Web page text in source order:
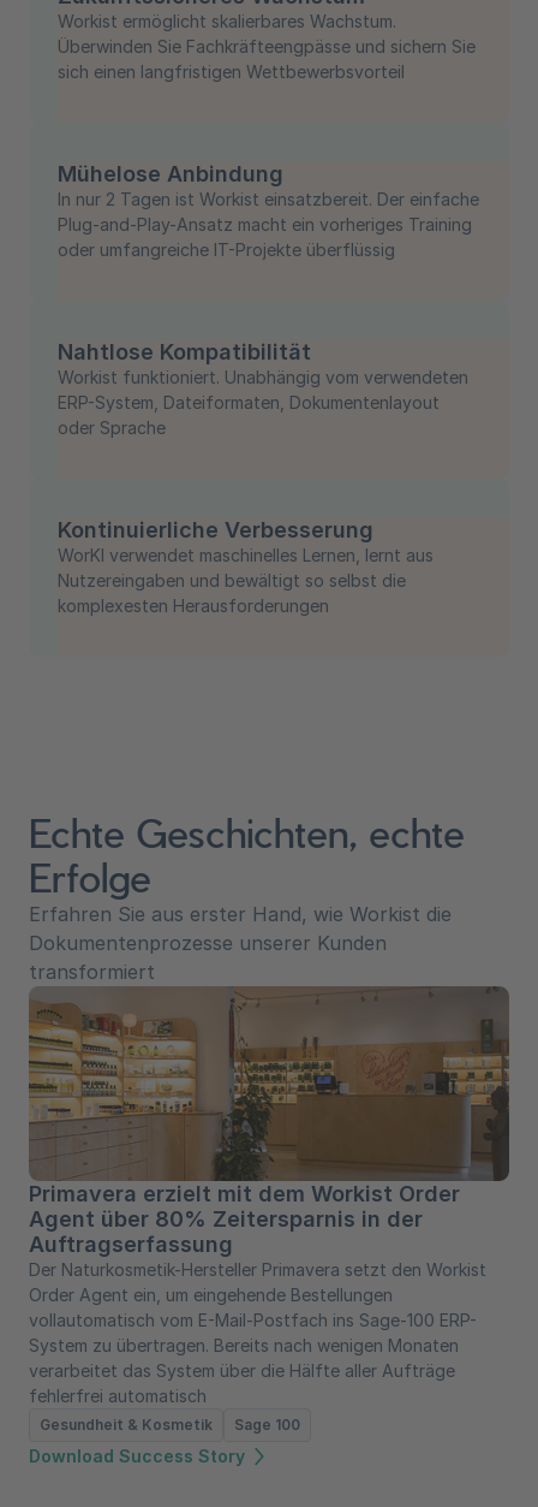
Workist ermöglicht skalierbares Wachstum.
Überwinden Sie Fachkräfteengpässe und sichern Sie
sich einen langfristigen Wettbewerbsvorteil
Mühelose Anbindung
In nur 2 Tagen ist Workist einsatzbereit. Der einfache
Plug-and-Play-Ansatz macht ein vorheriges Training
oder umfangreiche IT-Projekte überflüssig
Nahtlose Kompatibilität
Workist funktioniert. Unabhängig vom verwendeten
ERP-System, Dateiformaten, Dokumentenlayout
oder Sprache
Kontinuierliche Verbesserung
WorKI verwendet maschinelles Lernen, lernt aus
Nutzereingaben und bewältigt so selbst die
komplexesten Herausforderungen
Echte Geschichten, echte
Erfolge
Erfahren Sie aus erster Hand, wie Workist die
Dokumentenprozesse unserer Kunden
transformiert
Primavera erzielt mit dem Workist Order
Agent über 80% Zeitersparnis in der
Auftragserfassung
Der Naturkosmetik-Hersteller Primavera setzt den Workist
Order Agent ein, um eingehende Bestellungen
vollautomatisch vom E-Mail-Postfach ins Sage-100 ERP-
System zu übertragen. Bereits nach wenigen Monaten
verarbeitet das System über die Hälfte aller Aufträge
fehlerfrei automatisch
Gesundheit & Kosmetik Sage 100
Download Success Story